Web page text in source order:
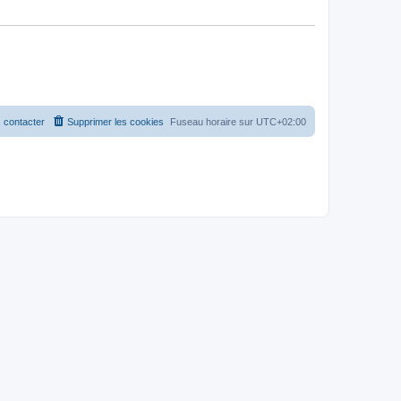
Fuseau horaire sur UTC+02:00
Supprimer les cookies
contacter